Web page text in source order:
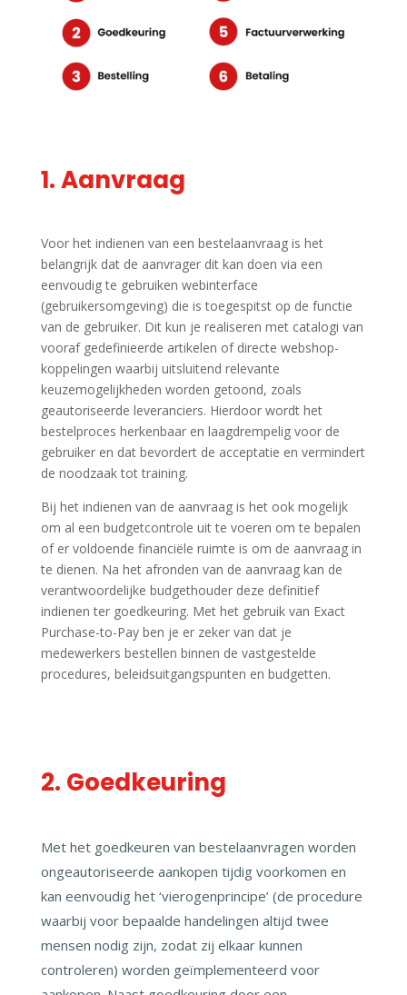
1. Aanvraag
Voor het indienen van een bestelaanvraag is het
belangrijk dat de aanvrager dit kan doen via een
eenvoudig te gebruiken webinterface
(gebruikersomgeving) die is toegespitst op de functie
van de gebruiker. Dit kun je realiseren met catalogi van
vooraf gedefinieerde artikelen of directe webshop-
koppelingen waarbij uitsluitend relevante
keuzemogelijkheden worden getoond, zoals
geautoriseerde leveranciers. Hierdoor wordt het
bestelproces herkenbaar en laagdrempelig voor de
gebruiker en dat bevordert de acceptatie en vermindert
de noodzaak tot training.
Bij het indienen van de aanvraag is het ook mogelijk
om al een budgetcontrole uit te voeren om te bepalen
of er voldoende financiële ruimte is om de aanvraag in
te dienen. Na het afronden van de aanvraag kan de
verantwoordelijke budgethouder deze definitief
indienen ter goedkeuring. Met het gebruik van Exact
Purchase-to-Pay ben je er zeker van dat je
medewerkers bestellen binnen de vastgestelde
procedures, beleidsuitgangspunten en budgetten.
2. Goedkeuring
Met het goedkeuren van bestelaanvragen worden
ongeautoriseerde aankopen tijdig voorkomen en
kan eenvoudig het ‘vierogenprincipe’ (de procedure
waarbij voor bepaalde handelingen altijd twee
mensen nodig zijn, zodat zij elkaar kunnen
controleren) worden geïmplementeerd voor